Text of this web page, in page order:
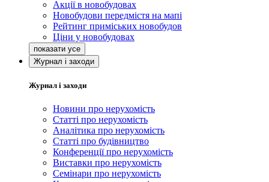
Акції в новобудовах
Новобудови передмістя на мапі
Рейтинг приміських новобудов
Ціни у новобудовах
Журнал і заходи
Журнал і заходи
Новини про нерухомість
Статті про нерухомість
Аналітика про нерухомість
Статті про будівництво
Конференції про нерухомість
Виставки про нерухомість
Семінари про нерухомість